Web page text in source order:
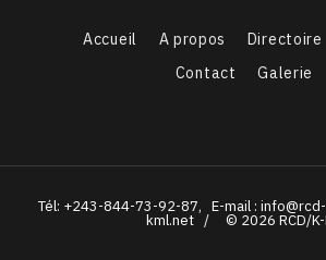
Accueil A propos Directoire
Contact
Galerie
Tél: +243-844-73-92-87, E-mail :
kml.net / © 2026 RCD/K-